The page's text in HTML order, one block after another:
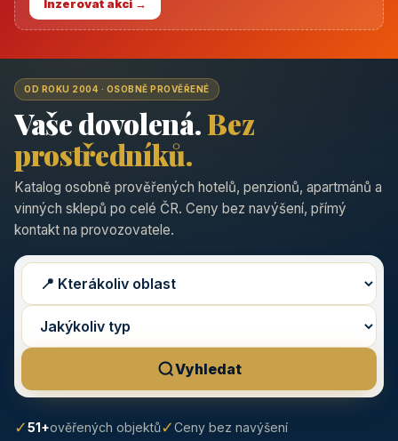
Inzerovat akci →
OD ROKU 2004 · OSOBNĚ PROVĚŘENÉ
Vaše dovolená.Bez
prostředníků.
Katalog osobně prověřených hotelů, penzionů, apartmánů a
vinných sklepů po celé ČR. Ceny bez navýšení, přímý
kontakt na provozovatele.
Vyhledat
✓51+ověřených objektů✓Ceny bez navýšení